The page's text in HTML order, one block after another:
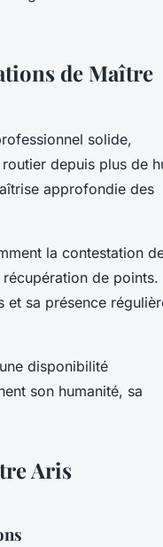
de Maître
solide,
depuis plus de
approfondie des
la contestation
de points.
et sa présence
disponibilité
son humanité, sa
Aris